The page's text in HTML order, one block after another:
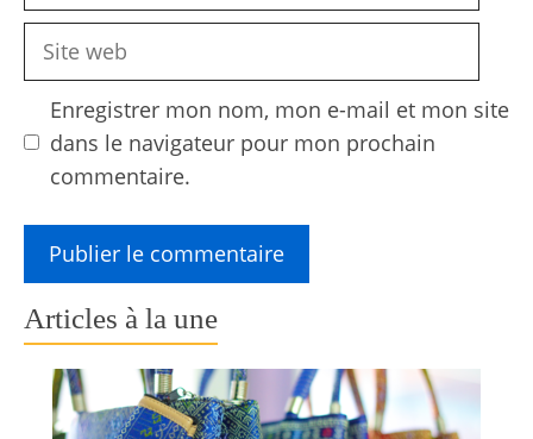
Site
Enregistrer mon nom, mon e-mail et mon site
dans le navigateur pour mon prochain
commentaire.
Articles à la une